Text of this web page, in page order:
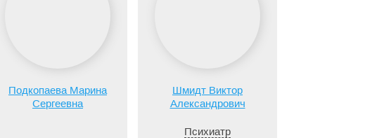
Подкопаева Марина
Сергеевна
Шмидт Виктор
Александрович
Психиатр